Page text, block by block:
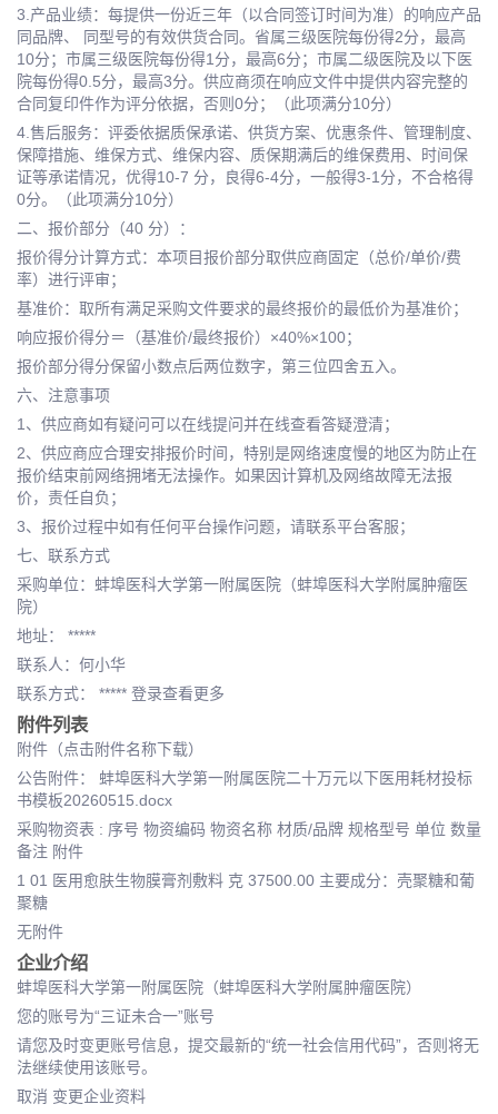
3.产品业绩：每提供一份近三年（以合同签订时间为准）的响应产品
同品牌、 同型号的有效供货合同。省属三级医院每份得2分，最高
10分；市属三级医院每份得1分，最高6分；市属二级医院及以下医
院每份得0.5分，最高3分。供应商须在响应文件中提供内容完整的
合同复印件作为评分依据，否则0分；（此项满分10分）
4.售后服务：评委依据质保承诺、供货方案、优惠条件、管理制度、
保障措施、维保方式、维保内容、质保期满后的维保费用、时间保
证等承诺情况，优得10-7 分，良得6-4分，一般得3-1分，不合格得
0分。（此项满分10分）
二、报价部分（40 分）：
报价得分计算方式：本项目报价部分取供应商固定（总价/单价/费
率）进行评审；
基准价：取所有满足采购文件要求的最终报价的最低价为基准价；
响应报价得分＝（基准价/最终报价）×40%×100；
报价部分得分保留小数点后两位数字，第三位四舍五入。
六、注意事项
1、供应商如有疑问可以在线提问并在线查看答疑澄清；
2、供应商应合理安排报价时间，特别是网络速度慢的地区为防止在
报价结束前网络拥堵无法操作。如果因计算机及网络故障无法报
价，责任自负；
3、报价过程中如有任何平台操作问题，请联系平台客服；
七、联系方式
采购单位：蚌埠医科大学第一附属医院（蚌埠医科大学附属肿瘤医
院）
地址： *****
联系人：何小华
联系方式： ***** 登录查看更多
附件列表
附件（点击附件名称下载）
公告附件： 蚌埠医科大学第一附属医院二十万元以下医用耗材投标
书模板20260515.docx
采购物资表 : 序号 物资编码 物资名称 材质/品牌 规格型号 单位 数量
备注 附件
1 01 医用愈肤生物膜膏剂敷料 克 37500.00 主要成分：壳聚糖和葡
聚糖
无附件
企业介绍
蚌埠医科大学第一附属医院（蚌埠医科大学附属肿瘤医院）
您的账号为“三证未合一”账号
请您及时变更账号信息，提交最新的“统一社会信用代码”，否则将无
法继续使用该账号。
取消 变更企业资料